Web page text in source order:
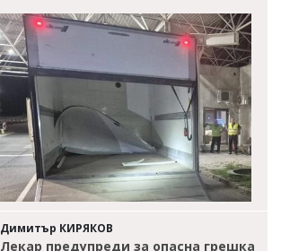
Димитър КИРЯКОВ
Лекар предупреди за опасна грешка